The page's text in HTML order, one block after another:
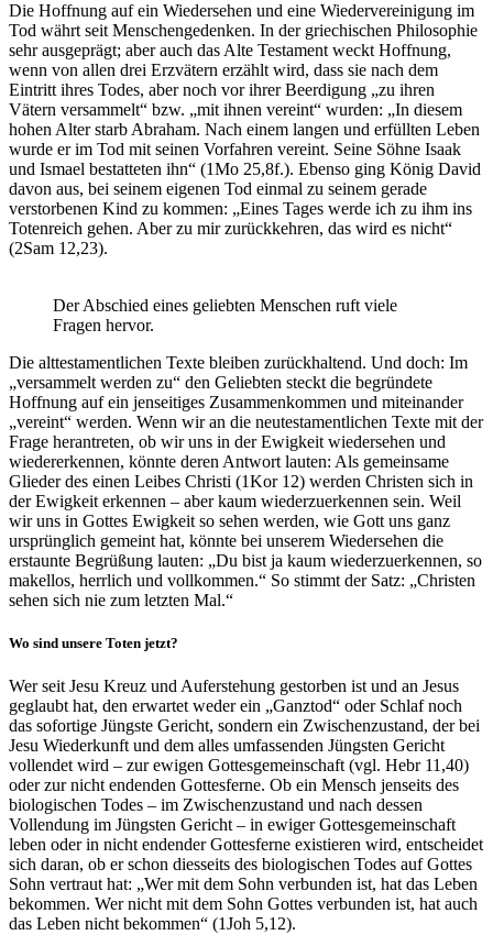
Die Hoffnung auf ein Wiedersehen und eine Wiedervereinigung im
Tod währt seit Menschengedenken. In der griechischen Philosophie
sehr ausgeprägt; aber auch das Alte Testament weckt Hoffnung,
wenn von allen drei Erzvätern erzählt wird, dass sie nach dem
Eintritt ihres Todes, aber noch vor ihrer Beerdigung „zu ihren
Vätern versammelt“ bzw. „mit ihnen vereint“ wurden: „In diesem
hohen Alter starb Abraham. Nach einem langen und erfüllten Leben
wurde er im Tod mit seinen Vorfahren vereint. Seine Söhne Isaak
und Ismael bestatteten ihn“ (1Mo 25,8f.). Ebenso ging König David
davon aus, bei seinem eigenen Tod einmal zu seinem gerade
verstorbenen Kind zu kommen: „Eines Tages werde ich zu ihm ins
Totenreich gehen. Aber zu mir zurückkehren, das wird es nicht“
(2Sam 12,23).
Der Abschied eines geliebten Menschen ruft viele
Fragen hervor.
Die alttestamentlichen Texte bleiben zurückhaltend. Und doch: Im
„versammelt werden zu“ den Geliebten steckt die begründete
Hoffnung auf ein jenseitiges Zusammenkommen und miteinander
„vereint“ werden. Wenn wir an die neutestamentlichen Texte mit der
Frage herantreten, ob wir uns in der Ewigkeit wiedersehen und
wiedererkennen, könnte deren Antwort lauten: Als gemeinsame
Glieder des einen Leibes Christi (1Kor 12) werden Christen sich in
der Ewigkeit erkennen – aber kaum wiederzuerkennen sein. Weil
wir uns in Gottes Ewigkeit so sehen werden, wie Gott uns ganz
ursprünglich gemeint hat, könnte bei unserem Wiedersehen die
erstaunte Begrüßung lauten: „Du bist ja kaum wiederzuerkennen, so
makellos, herrlich und vollkommen.“ So stimmt der Satz: „Christen
sehen sich nie zum letzten Mal.“
Wo sind unsere Toten jetzt?
Wer seit Jesu Kreuz und Auferstehung gestorben ist und an Jesus
geglaubt hat, den erwartet weder ein „Ganztod“ oder Schlaf noch
das sofortige Jüngste Gericht, sondern ein Zwischenzustand, der bei
Jesu Wiederkunft und dem alles umfassenden Jüngsten Gericht
vollendet wird – zur ewigen Gottesgemeinschaft (vgl. Hebr 11,40)
oder zur nicht endenden Gottesferne. Ob ein Mensch jenseits des
biologischen Todes – im Zwischenzustand und nach dessen
Vollendung im Jüngsten Gericht – in ewiger Gottesgemeinschaft
leben oder in nicht endender Gottesferne existieren wird, entscheidet
sich daran, ob er schon diesseits des biologischen Todes auf Gottes
Sohn vertraut hat: „Wer mit dem Sohn verbunden ist, hat das Leben
bekommen. Wer nicht mit dem Sohn Gottes verbunden ist, hat auch
das Leben nicht bekommen“ (1Joh 5,12).